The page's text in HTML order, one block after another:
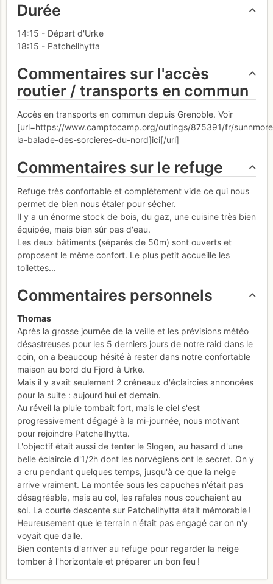
Durée
14:15 - Départ d'Urke
18:15 - Patchellhytta
Commentaires sur l'accès
routier / transports en commun
Accès en transports en commun depuis Grenoble. Voir
[url=https://www.camptocamp.org/outings/875391/fr/
la-balade-des-sorcieres-du-nord]ici[/url]
Commentaires sur le refuge
Refuge très confortable et complètement vide ce qui nous
permet de bien nous étaler pour sécher.
Il y a un énorme stock de bois, du gaz, une cuisine très bien
équipée, mais bien sûr pas d'eau.
Les deux bâtiments (séparés de 50m) sont ouverts et
proposent le même confort. Le plus petit accueille les
toilettes...
Commentaires personnels
Thomas
Après la grosse journée de la veille et les prévisions météo
désastreuses pour les 5 derniers jours de notre raid dans le
coin, on a beaucoup hésité à rester dans notre confortable
maison au bord du Fjord à Urke.
Mais il y avait seulement 2 créneaux d'éclaircies annoncées
pour la suite : aujourd'hui et demain.
Au réveil la pluie tombait fort, mais le ciel s'est
progressivement dégagé à la mi-journée, nous motivant
pour rejoindre Patchellhytta.
L'objectif était aussi de tenter le Slogen, au hasard d'une
belle éclaircie d'1/2h dont les norvégiens ont le secret. On y
a cru pendant quelques temps, jusqu'à ce que la neige
arrive vraiment. La montée sous les capuches n'était pas
désagréable, mais au col, les rafales nous couchaient au
sol. La courte descente sur Patchellhytta était mémorable !
Heureusement que le terrain n'était pas engagé car on n'y
voyait que dalle.
Bien contents d'arriver au refuge pour regarder la neige
tomber à l'horizontale et préparer un bon feu !